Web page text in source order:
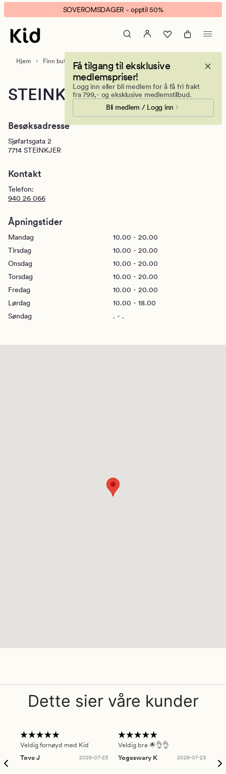
Kid
Amfi
Steinkjer
banner.
Klikk
ESCAPE
SOVEROMSDAGER - opptil 50%
Få tilgang til eksklusive
medlemspriser!
Logg inn eller bli medlem for å få fri frakt
fra 799,- og eksklusive medlemstilbud.
Bli medlem / Logg inn
Hjem Finn butikk Steinkjer
STEINKJER
Besøksadresse
Sjøfartsgata 2
7714 STEINKJER
Kontakt
Telefon:
940 26 066
Åpningstider
Mandag
10.00 - 20.00
Tirsdag
10.00 - 20.00
Onsdag
10.00 - 20.00
Torsdag
10.00 - 20.00
Fredag
10.00 - 20.00
Lørdag
10.00 - 18.00
Søndag
. - .
Dette sier våre kunder
Veldig fornøyd med Kid
Tove J
2026-07-23
Veldig bra 🌟👌👌
Yogeswary K
2026-07-23